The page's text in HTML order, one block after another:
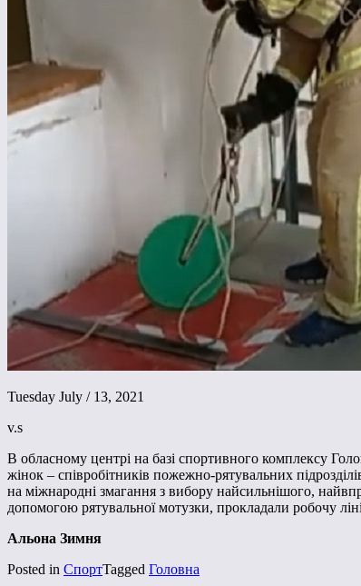
Tuesday July / 13, 2021
v.s
В обласному центрі на базі спортивного комплексу
жінок – співробітників пожежно-рятувальних
на міжнародні змагання з вибору найсильнішого,
допомогою рятувальної мотузки, прокладали робочу
Альона Зимня
Posted in СпортTagged Головна